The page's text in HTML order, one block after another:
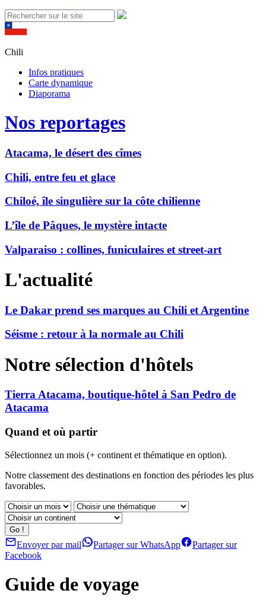
Chili
Infos pratiques
Carte dynamique
Diaporama
Nos reportages
Atacama, le désert des cîmes
Chili, entre feu et glace
Chiloé, île singulière sur la côte chilienne
L’île de Pâques, le mystère intacte
Valparaiso : collines, funiculaires et street-art
L'actualité
Le Dakar prend ses marques au Chili et Argentine
Séisme : retour à la normale au Chili
Notre sélection d'hôtels
Tierra Atacama, boutique-hôtel à San Pedro de
Atacama
Quand et où partir
Sélectionnez un mois (+ continent et thématique en option).
Notre classement des destinations en fonction des périodes les plus
favorables.
Envoyer par mail Partager sur WhatsApp
Partager sur
Facebook
Guide de voyage